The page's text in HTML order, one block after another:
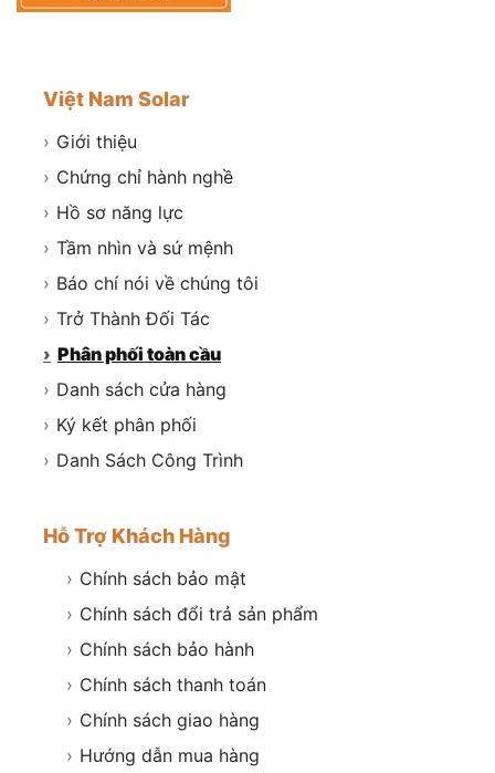
Việt Nam Solar
› Giới thiệu
› Chứng chỉ hành nghề
› Hồ sơ năng lực
› Tầm nhìn và sứ mệnh
› Báo chí nói về chúng tôi
› Trở Thành Đối Tác
› Phân phối toàn cầu
› Danh sách cửa hàng
› Ký kết phân phối
› Danh Sách Công Trình
Hỗ Trợ Khách Hàng
› Chính sách bảo mật
› Chính sách đổi trả sản phẩm
› Chính sách bảo hành
› Chính sách thanh toán
› Chính sách giao hàng
› Hướng dẫn mua hàng